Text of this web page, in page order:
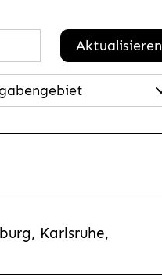
Aktualisieren
Karlsruhe,